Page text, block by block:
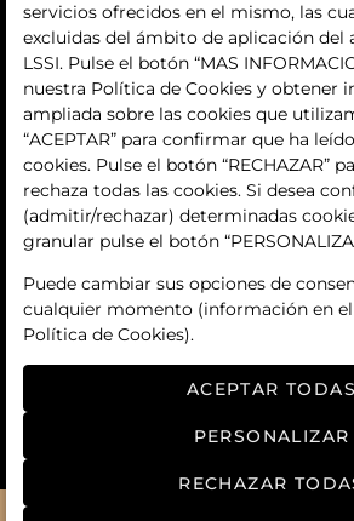
contacto
Términos y condiciones
condiciones generales de
política de privacidad
aviso legal
política de cookies
ajuste de cookies
servicios ofrecidos en el mismo, las
excluidas del ámbito de aplicación del
LSSI. Pulse el botón “MAS
nuestra Política de Cookies y obtener
ampliada sobre las cookies que
“ACEPTAR” para confirmar que ha
cookies. Pulse el botón “RECHAZAR”
rechaza todas las cookies. Si desea
(admitir/rechazar) determinadas
granular pulse el botón
Puede cambiar sus opciones de
cualquier momento (información en
Política de Cookies).
ACEPTAR TODAS
PERSONALIZAR
RECHAZAR